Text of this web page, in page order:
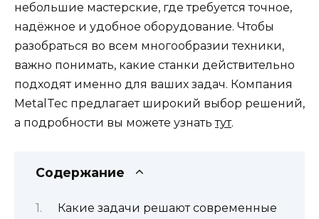
небольшие мастерские, где требуется точное,
надёжное и удобное оборудование. Чтобы
разобраться во всем многообразии техники,
важно понимать, какие станки действительно
подходят именно для ваших задач. Компания
MetalTec предлагает широкий выбор решений,
а подробности вы можете узнатьтут.
Содержание
Какие задачи решают современные